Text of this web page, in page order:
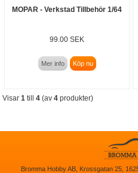
MOPAR - Verkstad Tillbehör 1/64
99.00 SEK
Mer info Köp nu
Visar1 till4 (av4 produkter)
Bromma Hobby AB, Krossgatan 25,